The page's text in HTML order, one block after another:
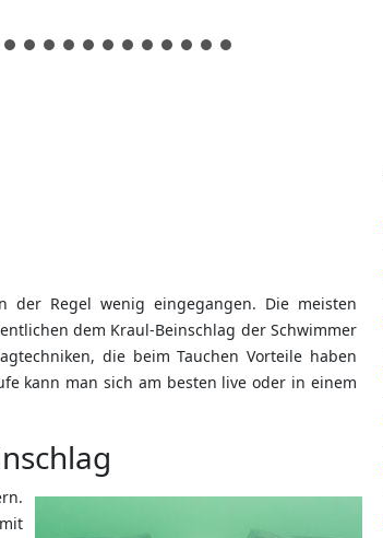
der Regel wenig eingegangen. Die meisten
dem Kraul-Beinschlag der Schwimmer
die beim Tauchen Vorteile haben
kann man sich am besten live oder in einem